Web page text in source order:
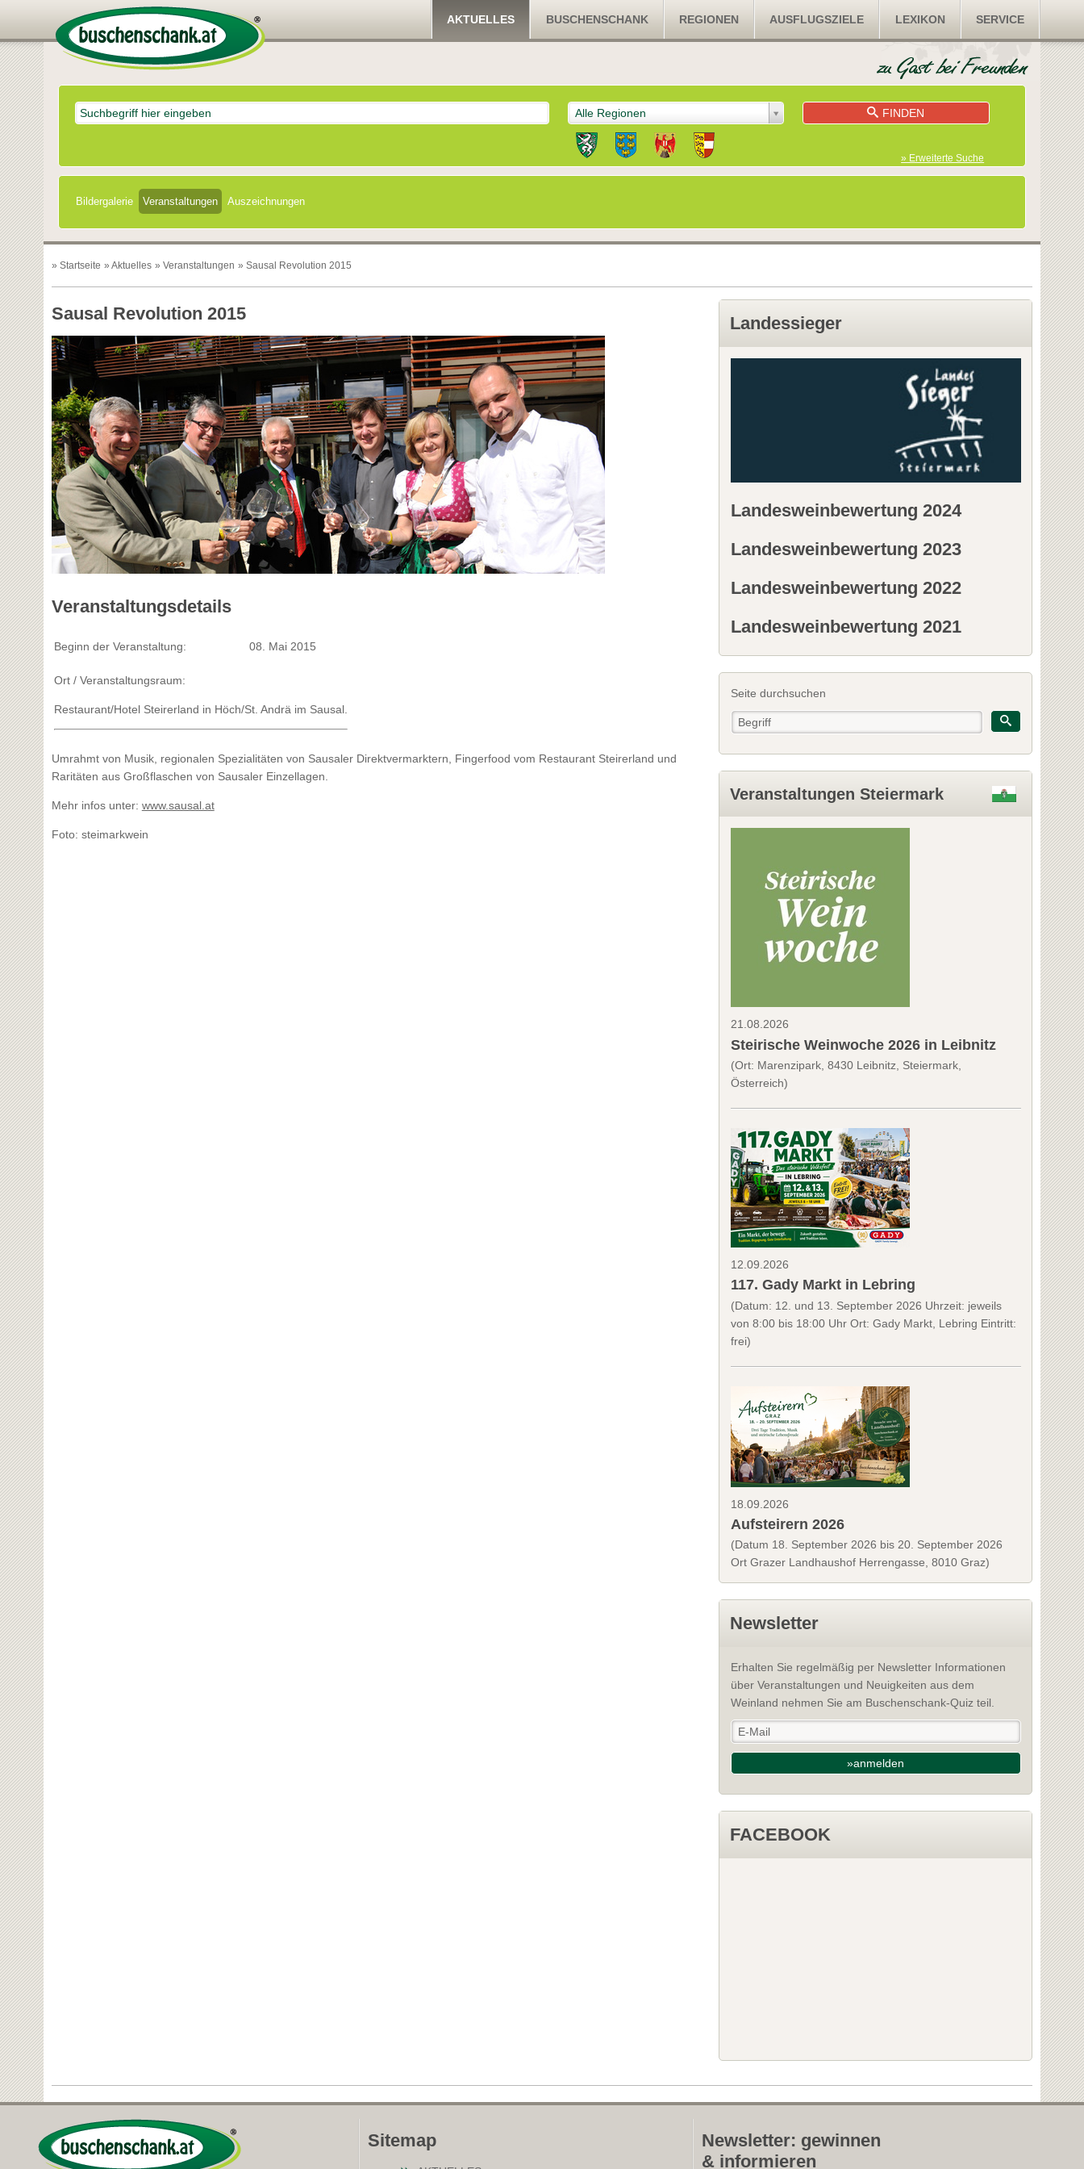
AKTUELLES BUSCHENSCHANK REGIONEN AUSFLUGSZIELE LEXIKON SERVICE
Alle Regionen FINDEN
» Erweiterte Suche
Bildergalerie Veranstaltungen Auszeichnungen
» Startseite » Aktuelles » Veranstaltungen » Sausal Revolution 2015
Sausal Revolution 2015
Veranstaltungsdetails
Beginn der Veranstaltung: 08. Mai 2015
Ort / Veranstaltungsraum:
Restaurant/Hotel Steirerland in Höch/St. Andrä im Sausal.
Umrahmt von Musik, regionalen Spezialitäten von Sausaler Direktvermarktern, Fingerfood vom Restaurant Steirerland und
Raritäten aus Großflaschen von Sausaler Einzellagen.
Mehr infos unter: www.sausal.at
Foto: steimarkwein
Landessieger
Landesweinbewertung 2024
Landesweinbewertung 2023
Landesweinbewertung 2022
Landesweinbewertung 2021
Seite durchsuchen
Veranstaltungen Steiermark
21.08.2026
Steirische Weinwoche 2026 in Leibnitz
(Ort: Marenzipark, 8430 Leibnitz, Steiermark,
Österreich)
12.09.2026
117. Gady Markt in Lebring
(Datum: 12. und 13. September 2026 Uhrzeit: jeweils
von 8:00 bis 18:00 Uhr Ort: Gady Markt, Lebring Eintritt:
frei)
18.09.2026
Aufsteirern 2026
(Datum 18. September 2026 bis 20. September 2026
Ort Grazer Landhaushof Herrengasse, 8010 Graz)
Newsletter
Erhalten Sie regelmäßig per Newsletter Informationen
über Veranstaltungen und Neuigkeiten aus dem
Weinland nehmen Sie am Buschenschank-Quiz teil.
»anmelden
FACEBOOK
Sitemap
Newsletter: gewinnen
& informieren